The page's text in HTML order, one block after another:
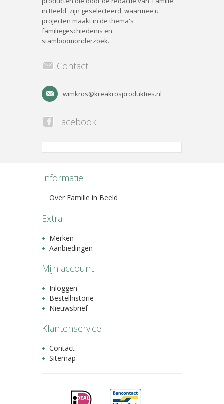
in Beeld' zijn geselecteerd, waarmee u
projecten maakt in de thema's
familiegeschiedenis en
stamboomonderzoek.
Contact
wimkros@kreakrosprodukties.nl
Facebook
Informatie
Over Familie in Beeld
Extra
Merken
Aanbiedingen
Mijn account
Inloggen
Bestelhistorie
Nieuwsbrief
Klantenservice
Contact
Sitemap